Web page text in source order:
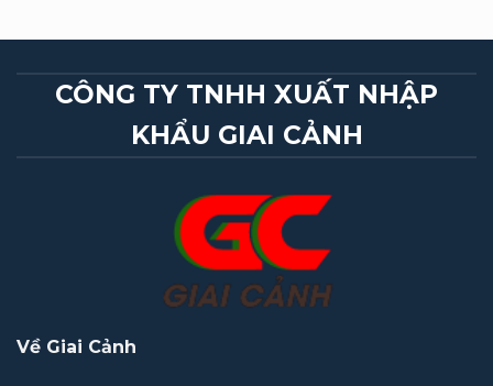
CÔNG TY TNHH XUẤT NHẬP
KHẨU GIAI CẢNH
Về Giai Cảnh